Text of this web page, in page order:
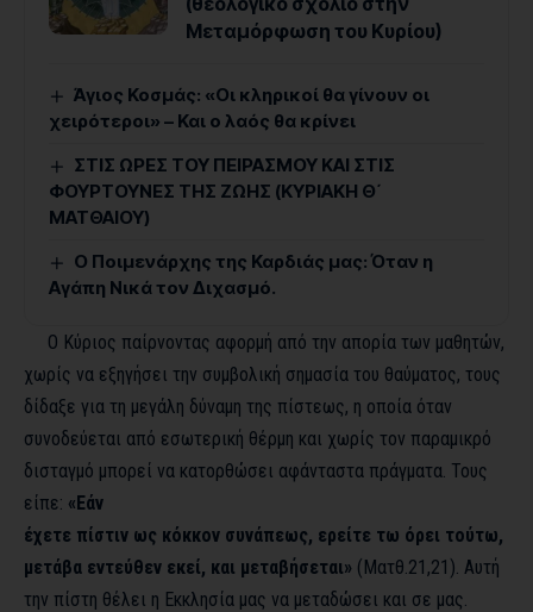
Μεταμόρφωση του Κυρίου)
Άγιος Κοσμάς: «Οι κληρικοί θα γίνουν οι
χειρότεροι» – Και ο λαός θα κρίνει
ΣΤΙΣ ΩΡΕΣ ΤΟΥ ΠΕΙΡΑΣΜΟΥ ΚΑΙ ΣΤΙΣ
ΦΟΥΡΤΟΥΝΕΣ ΤΗΣ ΖΩΗΣ (ΚΥΡΙΑΚΗ Θ΄
ΜΑΤΘΑΙΟΥ)
Ο Ποιμενάρχης της Καρδιάς μας: Όταν η
Αγάπη Νικά τον Διχασμό.
Ο Κύριος παίρνοντας αφορμή από την απορία των μαθητών,
χωρίς να εξηγήσει την συμβολική σημασία του θαύματος, τους
δίδαξε για τη μεγάλη δύναμη της πίστεως, η οποία όταν
συνοδεύεται από εσωτερική θέρμη και χωρίς τον παραμικρό
δισταγμό μπορεί να κατορθώσει αφάνταστα πράγματα. Τους
είπε: «Εάν
έχετε πίστιν ως κόκκον συνάπεως, ερείτε τω όρει τούτω,
μετάβα εντεύθεν εκεί, και μεταβήσεται» (Ματθ.21,21). Αυτή
την πίστη θέλει η Εκκλησία μας να μεταδώσει και σε μας.